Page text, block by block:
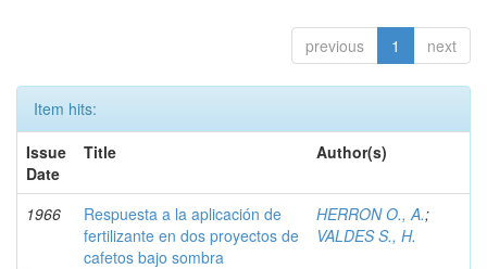
previous 1 next
Item hits:
Issue
Date
Title Author(s)
1966
Respuesta a la aplicación de
fertilizante en dos proyectos de
cafetos bajo sombra
HERRON O., A.;
VALDES S., H.